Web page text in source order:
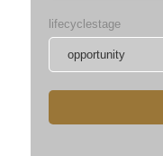
lifecyclestage